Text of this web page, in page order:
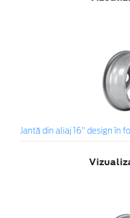
Jantă din aliaj 16" design în